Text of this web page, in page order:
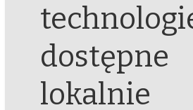
dostępne
lokalnie